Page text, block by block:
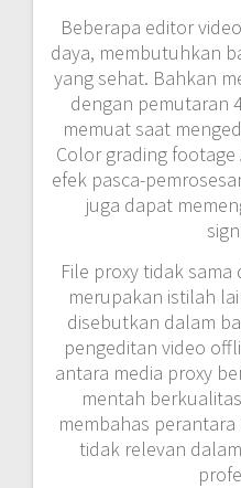
Beberapa editor
daya, membutuhkan
yang sehat. Bahkan
dengan pemutaran
memuat saat
Color grading
efek pasca-
juga dapat
File proxy tidak
merupakan istilah
disebutkan dalam
pengeditan video
antara media proxy
mentah
membahas
tidak relevan